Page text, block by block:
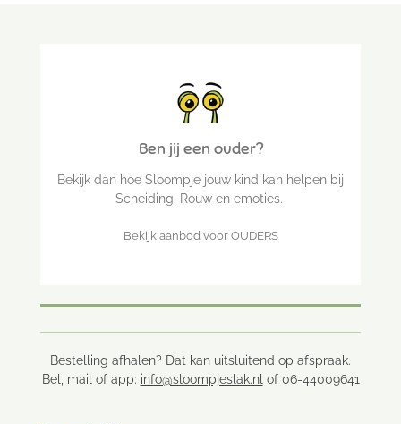
Ben jij een ouder?
Bekijk dan hoe Sloompje jouw kind kan helpen bij
Scheiding, Rouw en emoties.
Bekijk aanbod voor OUDERS
Bestelling afhalen? Dat kan uitsluitend op afspraak.
Bel, mail of app: info@sloompjeslak.nlof 06-44009641